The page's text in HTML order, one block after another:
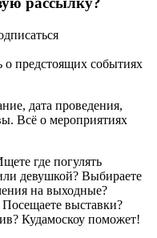
о предстоящих событиях
дата проведения,
Всё о мероприятиях
где погулять
девушкой? Выбираете
на выходные?
выставки?
Кудамоскоу поможет!